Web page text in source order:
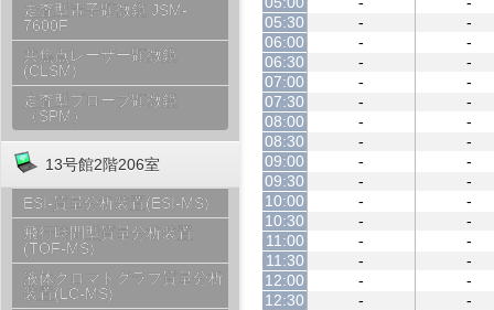
走査型電子顕微鏡 JSM-
7600F
共焦点レーザー顕微鏡
(CLSM)
走査型プローブ顕微鏡
（SPM）
13号館2階206室
ESI-質量分析装置(ESI-MS)
飛行時間型質量分析装置
(TOF-MS)
液体クロマトグラフ質量分析
装置(LC-MS)
05:30
-
-
06:00
-
-
06:30
-
-
07:00
-
-
07:30
-
-
08:00
-
-
08:30
-
-
09:00
-
-
09:30
-
-
10:00
-
-
10:30
-
-
11:00
-
-
11:30
-
-
12:00
-
-
12:30
-
-